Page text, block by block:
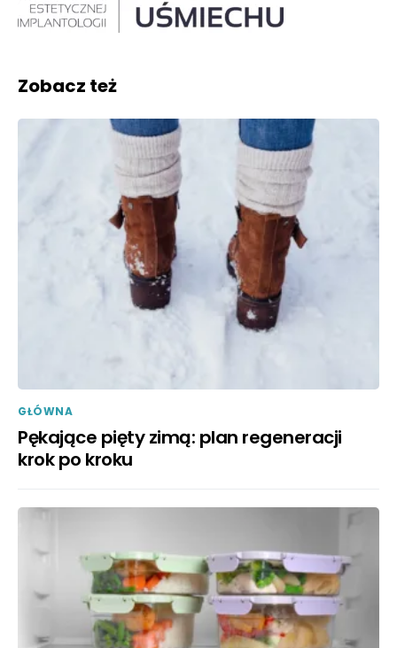
Zobacz też
GŁÓWNA
Pękające pięty zimą: plan regeneracji
krok po kroku